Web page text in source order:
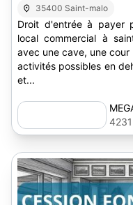
35400 Saint-malo
Droit d'entrée à payer
local commercial à saint malo
avec une cave, une
activités possibles en
et...